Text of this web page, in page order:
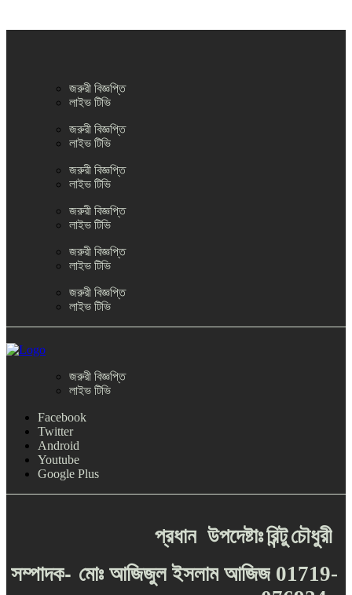
জরুরী বিজ্ঞপ্তি
লাইভ টিভি
জরুরী বিজ্ঞপ্তি
লাইভ টিভি
জরুরী বিজ্ঞপ্তি
লাইভ টিভি
জরুরী বিজ্ঞপ্তি
লাইভ টিভি
জরুরী বিজ্ঞপ্তি
লাইভ টিভি
জরুরী বিজ্ঞপ্তি
লাইভ টিভি
জরুরী বিজ্ঞপ্তি
লাইভ টিভি
Facebook
Twitter
Android
Youtube
Google Plus
প্রধান উপদেষ্টাঃরিন্টুচৌধুরী
সম্পাদক- মোঃ আজিজুল ইসলাম আজিজ 01719-